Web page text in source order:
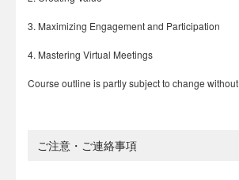
3. Maximizing Engagement and Participation
4. Mastering Virtual Meetings
Course outline is partly subject to change
ご注意・ご連絡事項